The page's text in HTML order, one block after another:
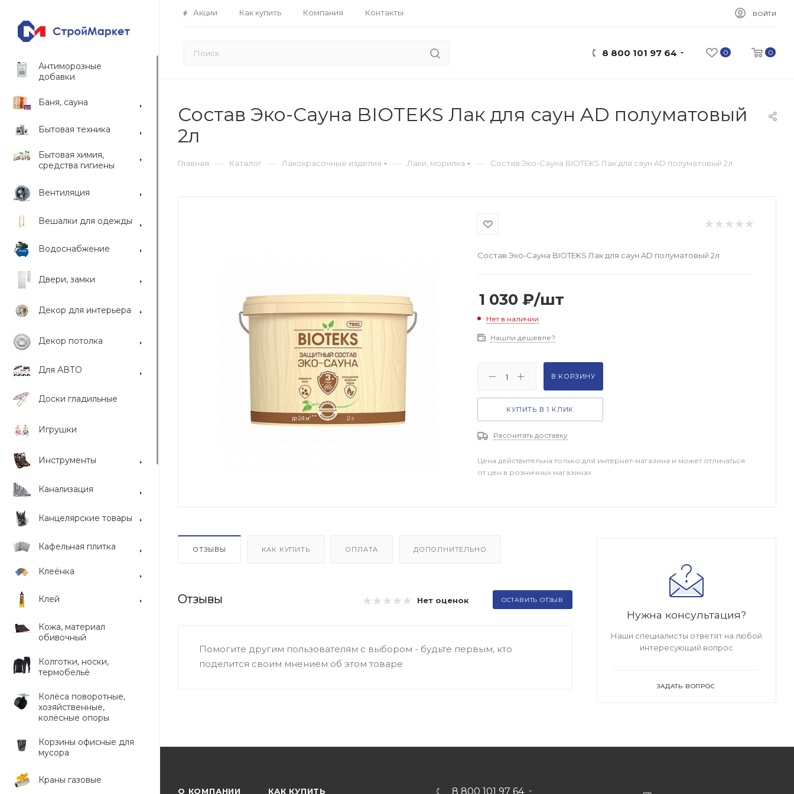
Акции Как купить Компания Контакты ВОЙТИ
0 0
8 800 101 97 64
Антиморозные
добавки
Баня, сауна
Бытовая техника
Бытовая химия,
средства гигиены
Вентиляция
Вешалки для одежды
Водоснабжение
Двери, замки
Декор для интерьера
Декор потолка
Для АВТО
Доски гладильные
Игрушки
Инструменты
Канализация
Канцелярские товары
Кафельная плитка
Клеёнка
Клей
Кожа, материал
обивочный
Колготки, носки,
термобельё
Колёса поворотные,
хозяйственные,
колёсные опоры
Корзины офисные для
мусора
Краны газовые
Состав Эко-Сауна BIOTEKS Лак для саун AD полуматовый
2л
Главная — Каталог — Лакокрасочные изделия — Лаки, морилка — Состав Эко-Сауна BIOTEKS Лак для саун AD полуматовый 2л
Состав Эко-Сауна BIOTEKS Лак для саун AD полуматовый 2л
1 030 ₽/шт
Нет в наличии
Нашли дешевле?
В КОРЗИНУ
КУПИТЬ В 1 КЛИК
Рассчитать доставку
Цена действительна только для интернет-магазина и может отличаться
от цен в розничных магазинах
ОТЗЫВЫ КАК КУПИТЬ ОПЛАТА ДОПОЛНИТЕЛЬНО
Отзывы Нет оценок ОСТАВИТЬ ОТЗЫВ
Помогите другим пользователям с выбором - будьте первым, кто
поделится своим мнением об этом товаре
Нужна консультация?
Наши специалисты ответят на любой
интересующий вопрос
ЗАДАТЬ ВОПРОС
О КОМПАНИИ КАК КУПИТЬ 8 800 101 97 64